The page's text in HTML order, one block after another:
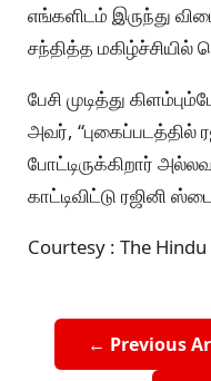
எங்களிடம் இருந்து
சந்தித்த
பேசி முடித்து
அவர், “புகைப்படத்தில்
போட்டிருக்கிறார்
காட்டிவிட்டு ரஜினி
Courtesy : The Hindu
← Previous